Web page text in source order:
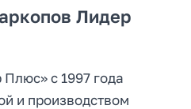
Лидер
с 1997 года
и производством